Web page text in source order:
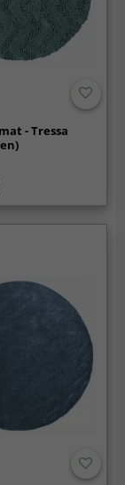
- Tressa